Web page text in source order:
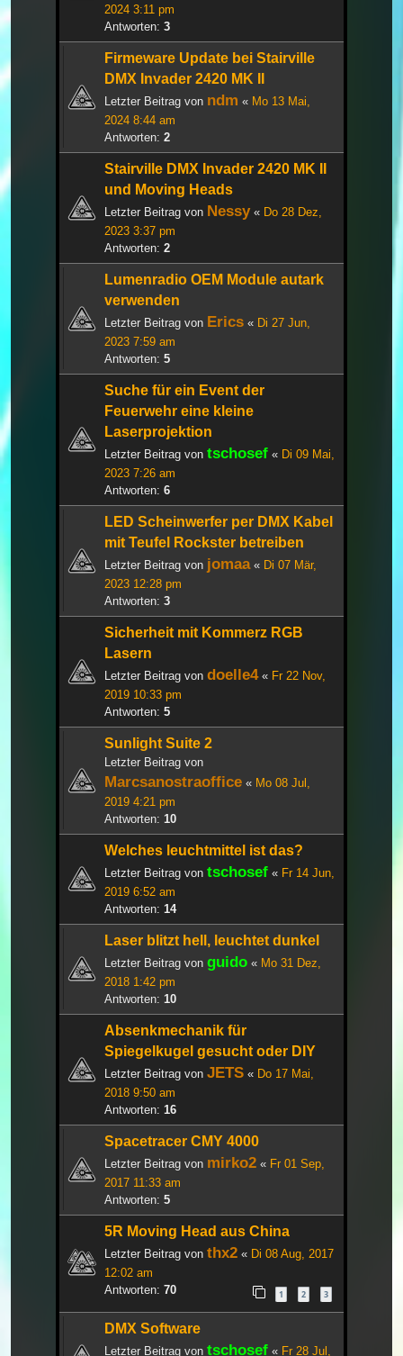
2024 3:11 pm
Antworten: 3
Firmeware Update bei Stairville
DMX Invader 2420 MK II
Letzter Beitrag von ndm « Mo 13 Mai,
2024 8:44 am
Antworten: 2
Stairville DMX Invader 2420 MK II
und Moving Heads
Letzter Beitrag von Nessy« Do 28 Dez,
2023 3:37 pm
Antworten: 2
Lumenradio OEM Module autark
verwenden
Letzter Beitrag von Erics « Di 27 Jun,
2023 7:59 am
Antworten: 5
Suche für ein Event der
Feuerwehr eine kleine
Laserprojektion
Letzter Beitrag von tschosef « Di 09 Mai,
2023 7:26 am
Antworten: 6
LED Scheinwerfer per DMX Kabel
mit Teufel Rockster betreiben
Letzter Beitrag von jomaa« Di 07 Mär,
2023 12:28 pm
Antworten: 3
Sicherheit mit Kommerz RGB
Lasern
Letzter Beitrag von doelle4« Fr 22 Nov,
2019 10:33 pm
Antworten: 5
Sunlight Suite 2
Letzter Beitrag von
Marcsanostraoffice « Mo 08 Jul,
2019 4:21 pm
Antworten: 10
Welches leuchtmittel ist das?
Letzter Beitrag von tschosef « Fr 14 Jun,
2019 6:52 am
Antworten: 14
Laser blitzt hell, leuchtet dunkel
Letzter Beitrag von guido « Mo 31 Dez,
2018 1:42 pm
Antworten: 10
Absenkmechanik für
Spiegelkugel gesucht oder DIY
Letzter Beitrag von JETS « Do 17 Mai,
2018 9:50 am
Antworten: 16
Spacetracer CMY 4000
Letzter Beitrag von mirko2 « Fr 01 Sep,
2017 11:33 am
Antworten: 5
5R Moving Head aus China
Letzter Beitrag von thx2 « Di 08 Aug, 2017
12:02 am
Antworten: 70 1 2 3
DMX Software
Letzter Beitrag von tschosef « Fr 28 Jul,